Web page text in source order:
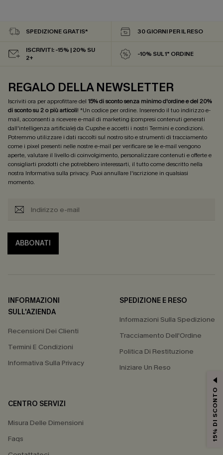
SPEDIZIONE GRATIS* 30 GIORNI PER IL RESO
ISCRIVITI: -15% | 20% SU
2+
-10% SUL 1° ORDINE
REGALO DELLA NEWSLETTER
Iscriviti ora per approfittare del 15% di sconto senza minimo d'ordine e del 20%
di sconto su 2 o più articoli! *Un codice per ordine. Inserendo il tuo indirizzo e-
mail, acconsenti a ricevere e-mail di marketing (compresi contenuti generati
dall'intelligenza artificiale) da Cupshe e accetti i nostri Termini e condizioni.
Potremmo utilizzare i dati raccolti sul nostro sito e strumenti di tracciamento
come i pixel presenti nelle nostre e-mail per verificare se le e-mail vengono
aperte, valutare il livello di coinvolgimento, personalizzare contenuti e offerte e
consigliarti prodotti che potrebbero interessarti, il tutto come descritto nella
nostra Informativa sulla privacy. Puoi annullare l'iscrizione in qualsiasi
momento.
ABBONATI
INFORMAZIONI
SULL'AZIENDA
Recensioni Dei Clienti
Termini E Condizioni
Informativa Sulla Privacy
SPEDIZIONE E RESO
Informazioni Sulla Spedizione
Tracciamento Dell'Ordine
Politica Di Restituzione
Iniziare Un Reso
CENTRO SERVIZI
Misura Delle Dimensioni
Faqs
15% DI SCONTO